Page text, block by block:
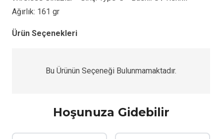
Ağırlık: 161 gr
Ürün Seçenekleri
Bu Ürünün Seçeneği Bulunmamaktadır.
Hoşunuza Gidebilir